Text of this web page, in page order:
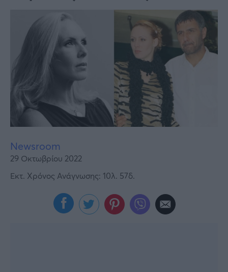
ΕΣΠΑ
Αθλητικά
Υγεία
Γυναίκα
Καιρός
Newsroom
29 Οκτωβρίου 2022
Εκτ. Χρόνος Ανάγνωσης: 10λ. 57δ.